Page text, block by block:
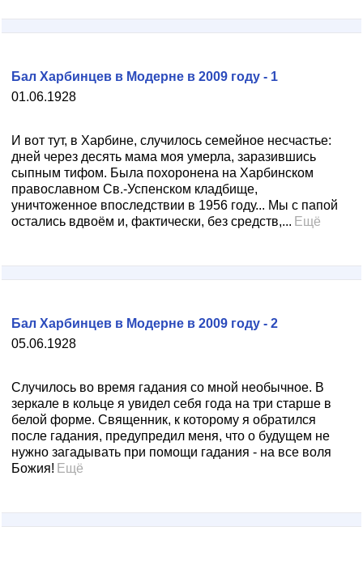
01.06.1928
Бал Харбинцев в Модерне в 2009 году - 1
И вот тут, в Харбине, случилось семей­ное несчастье:
дней через десять мама моя умерла, заразившись
сыпным тифом. Была похоронена на Харбинском
православном Св.-Успенском кладбище,
уничтоженное впоследствии в 1956 году... Мы с папой
остались вдвоём и, фактиче­ски, без средств,... Ещё
05.06.1928
Бал Харбинцев в Модерне в 2009 году - 2
Случилось во вре­мя гадания со мной необычное. В
зеркале в кольце я увидел себя года на три старше в
белой форме. Священник, к которому я обратился
после гадания, предупредил меня, что о будущем не
нужно загадывать при помощи гадания - на все воля
Божия! Ещё